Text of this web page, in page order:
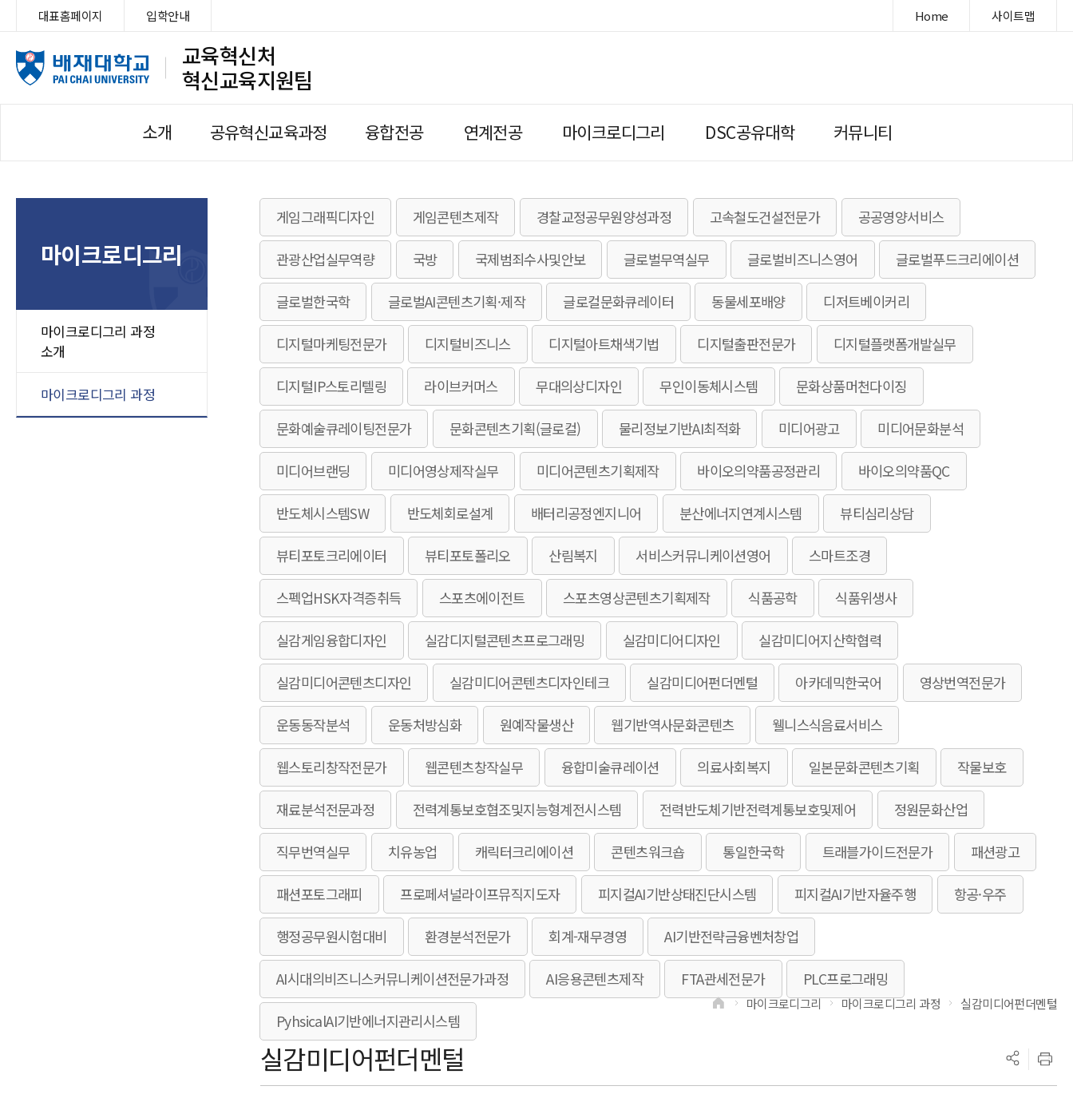
교육혁신처
혁신교육지원팀
대표홈페이지 입학안내 Home 사이트맵
소개 공유혁신교육과정 융합전공 연계전공 마이크로디그리 DSC공유대학 커뮤니티
마이크로디그리
마이크로디그리 과정
소개
마이크로디그리 과정
게임그래픽디자인 게임콘텐츠제작 경찰교정공무원양성과정 고속철도건설전문가 공공영양서비스
관광산업실무역량 국방 국제범죄수사및안보 글로벌무역실무 글로벌비즈니스영어 글로벌푸드크리에이션
글로벌한국학 글로벌AI콘텐츠기획·제작 글로컬문화큐레이터 동물세포배양 디저트베이커리
디지털마케팅전문가 디지털비즈니스 디지털아트채색기법 디지털출판전문가 디지털플랫폼개발실무
디지털IP스토리텔링 라이브커머스 무대의상디자인 무인이동체시스템 문화상품머천다이징
문화예술큐레이팅전문가 문화콘텐츠기획(글로컬) 물리정보기반AI최적화 미디어광고 미디어문화분석
미디어브랜딩 미디어영상제작실무 미디어콘텐츠기획제작 바이오의약품공정관리 바이오의약품QC
반도체시스템SW 반도체회로설계 배터리공정엔지니어 분산에너지연계시스템 뷰티심리상담
뷰티포토크리에이터 뷰티포토폴리오 산림복지 서비스커뮤니케이션영어 스마트조경
스펙업HSK자격증취득 스포츠에이전트 스포츠영상콘텐츠기획제작 식품공학 식품위생사
실감게임융합디자인 실감디지털콘텐츠프로그래밍 실감미디어디자인 실감미디어지산학협력
실감미디어콘텐츠디자인 실감미디어콘텐츠디자인테크 실감미디어펀더멘털 아카데믹한국어 영상번역전문가
운동동작분석 운동처방심화 원예작물생산 웹기반역사문화콘텐츠 웰니스식음료서비스
웹스토리창작전문가 웹콘텐츠창작실무 융합미술큐레이션 의료사회복지 일본문화콘텐츠기획 작물보호
재료분석전문과정 전력계통보호협조및지능형계전시스템 전력반도체기반전력계통보호및제어 정원문화산업
직무번역실무 치유농업 캐릭터크리에이션 콘텐츠워크숍 통일한국학 트래블가이드전문가 패션광고
패션포토그래피 프로페셔널라이프뮤직지도자 피지컬AI기반상태진단시스템 피지컬AI기반자율주행 항공·우주
행정공무원시험대비 환경분석전문가 회계-재무경영 AI기반전략금융벤처창업
AI시대의비즈니스커뮤니케이션전문가과정 AI응용콘텐츠제작 FTA관세전문가 PLC프로그래밍
PyhsicalAI기반에너지관리시스템
실감미디어펀더멘털
HOME 마이크로디그리 마이크로디그리 과정 실감미디어펀더멘털